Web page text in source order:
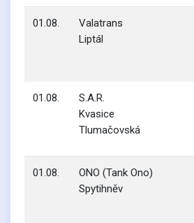
01.08.
Valatrans
Liptál
01.08.
S.A.R.
Kvasice
Tlumačovská
01.08.
ONO (Tank Ono)
Spytihněv